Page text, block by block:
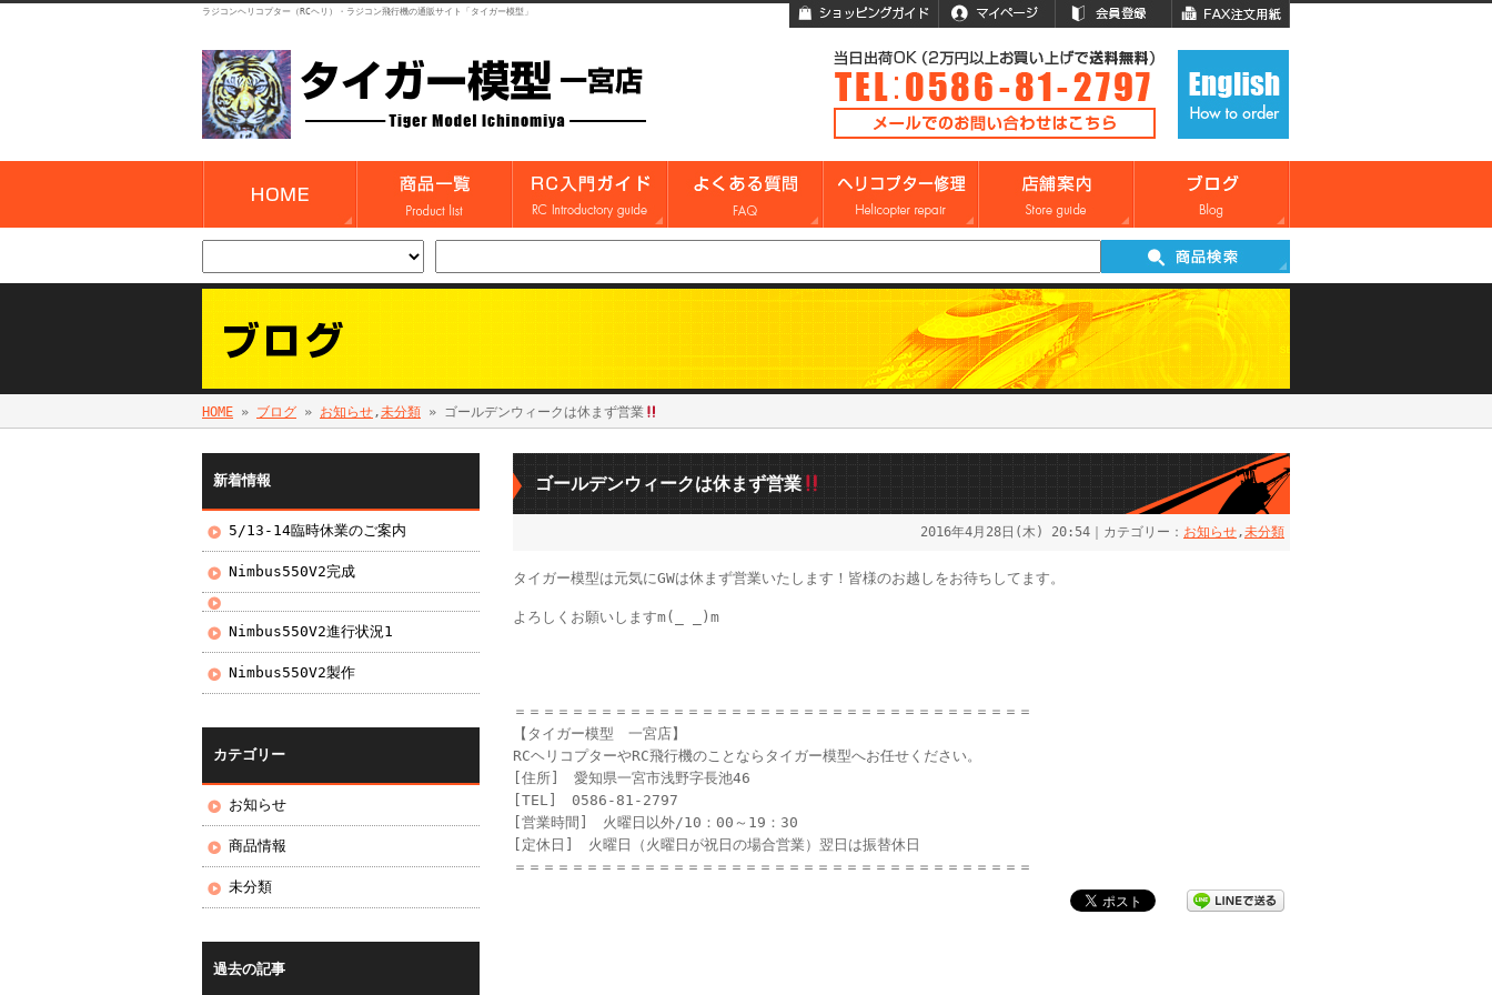
ラジコンヘリコプター（RCヘリ）・ラジコン飛行機の通販サイト「タイガー模型」
HOME » ブログ » お知らせ,未分類 » ゴールデンウィークは休まず営業
ゴールデンウィークは休まず営業
2016年4月28日(木) 20:54｜カテゴリー： お知らせ,未分類
タイガー模型は元気にGWは休まず営業いたします！皆様のお越しをお待ちしてます。
よろしくお願いしますm(_ _)m
＝＝＝＝＝＝＝＝＝＝＝＝＝＝＝＝＝＝＝＝＝＝＝＝＝＝＝＝＝＝＝＝＝＝＝＝
【タイガー模型 一宮店】
RCヘリコプターやRC飛行機のことならタイガー模型へお任せください。
[住所] 愛知県一宮市浅野字長池46
[TEL] 0586-81-2797
[営業時間] 火曜日以外/10：00～19：30
[定休日] 火曜日（火曜日が祝日の場合営業）翌日は振替休日
＝＝＝＝＝＝＝＝＝＝＝＝＝＝＝＝＝＝＝＝＝＝＝＝＝＝＝＝＝＝＝＝＝＝＝＝
新着情報
5/13-14臨時休業のご案内
Nimbus550V2完成
Nimbus550V2進行状況1
Nimbus550V2製作
カテゴリー
お知らせ
商品情報
未分類
過去の記事